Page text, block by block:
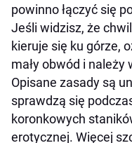
powinno łączyć się
Jeśli widzisz, że
kieruje się ku górze,
mały obwód i należy
Opisane zasady są
sprawdzą się
koronkowych
erotycznej. Więcej